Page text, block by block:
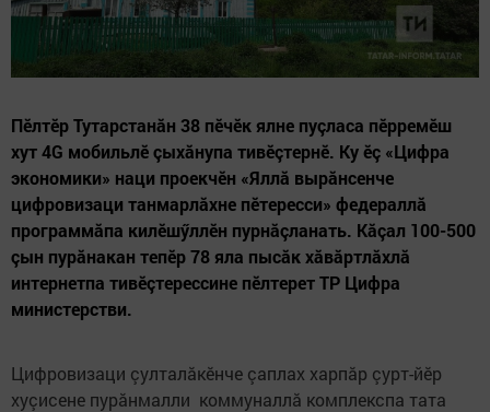
Пӗлтӗр Тутарстанăн 38 пӗчӗк ялне пуçласа пӗрремӗш
хут 4G мобильлӗ çыхăнупа тивӗçтернӗ. Ку ӗç «Цифра
экономики» наци проекчӗн «Яллă вырăнсенче
цифровизаци танмарлăхне пӗтересси» федераллă
программăпа килӗшӳллӗн пурнăçланать. Кăçал 100-500
çын пурăнакан тепӗр 78 яла пысăк хăвăртлăхлă
интернетпа тивӗçтерессине пӗлтерет ТР Цифра
министерстви.
Цифровизаци çулталăкӗнче çаплах харпăр çурт-йӗр
хуçисене пурăнмалли коммуналлă комплекспа тата